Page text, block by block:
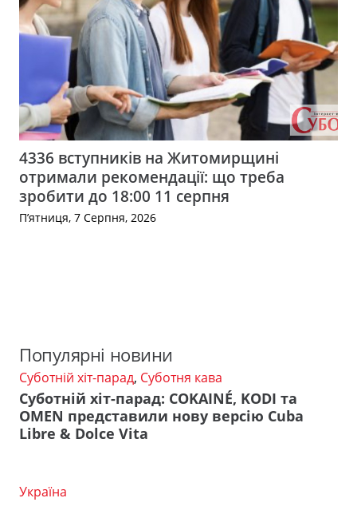
4336 вступників на Житомирщині
отримали рекомендації: що треба
зробити до 18:00 11 серпня
П’ятниця, 7 Серпня, 2026
Популярні новини
Суботній хіт-парад, Суботня кава
Суботній хіт-парад: COKAINÉ, KODI та
OMEN представили нову версію Cuba
Libre & Dolce Vita
Україна